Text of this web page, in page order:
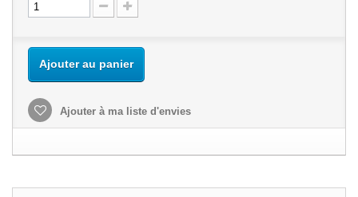
Ajouter au panier
Ajouter à ma liste d'envies